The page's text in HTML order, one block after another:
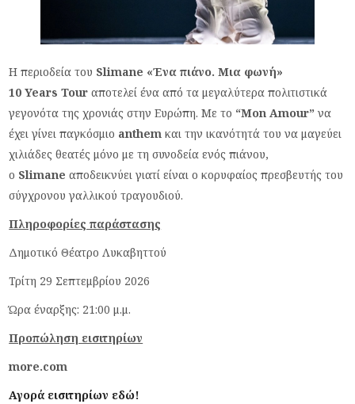
Η περιοδεία του Slimane «Ένα πιάνο. Μια φωνή»
10Years Tour αποτελεί ένα από τα μεγαλύτερα πολιτιστικά
γεγονότα της χρονιάς στην Ευρώπη. Με το “Mon Amour” να
έχει γίνει παγκόσμιο anthem και την ικανότητά του να μαγεύει
χιλιάδες θεατές μόνο με τη συνοδεία ενός πιάνου,
ο Slimaneαποδεικνύει γιατί είναι ο κορυφαίος πρεσβευτής του
σύγχρονου γαλλικού τραγουδιού.
Πληροφορίες παράστασης
Δημοτικό Θέατρο Λυκαβηττού
Τρίτη 29 Σεπτεμβρίου 2026
Ώρα έναρξης: 21:00 μ.μ.
Προπώληση εισιτηρίων
more.com
Αγορά εισιτηρίων εδώ!